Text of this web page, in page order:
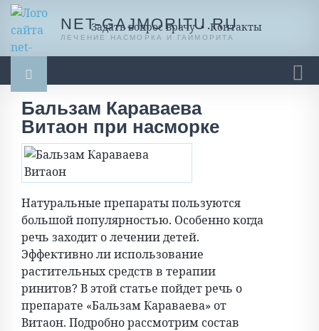
NET-GAJMORITU.RU
ЛЕЧЕНИЕ НАСМОРКА И ГАЙМОРИТА
Задать вопрос врачу•Контакты
Гайморит Насморк Насморк у ребенка
Ингаляции Масло, мази, бальзамы
Бальзам Караваева
Витаон при насморке
Натуральные препараты пользуются
большой популярностью. Особенно когда
речь заходит о лечении детей.
Эффективно ли использование
растительных средств в терапии
ринитов? В этой статье пойдет речь о
препарате «Бальзам Караваева» от
Витаон. Подробно рассмотрим состав